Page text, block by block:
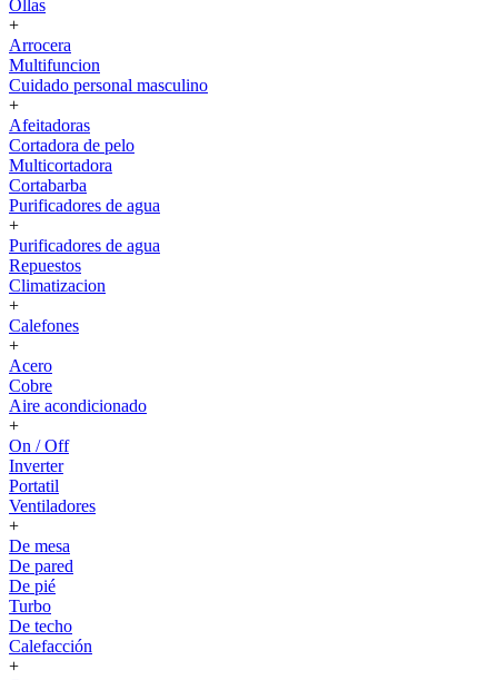
Ollas
+
Arrocera
Multifuncion
Cuidado personal masculino
+
Afeitadoras
Cortadora de pelo
Multicortadora
Cortabarba
Purificadores de agua
+
Purificadores de agua
Repuestos
Climatizacion
+
Calefones
+
Acero
Cobre
Aire acondicionado
+
On / Off
Inverter
Portatil
Ventiladores
+
De mesa
De pared
De pié
Turbo
De techo
Calefacción
+